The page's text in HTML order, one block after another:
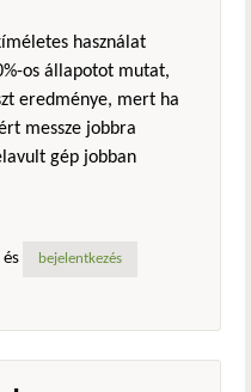
használat
os állapotot mutat,
eredménye, mert ha
messze jobbra
gép jobban
és bejelentkezés